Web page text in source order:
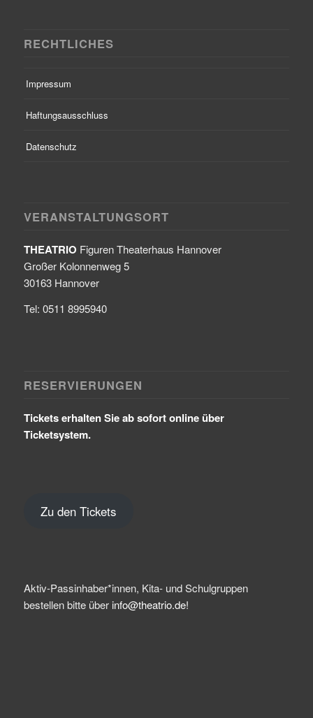
RECHTLICHES
Impressum
Haftungsausschluss
Datenschutz
VERANSTALTUNGSORT
THEATRIO Figuren Theaterhaus Hannover
Großer Kolonnenweg 5
30163 Hannover
Tel: 0511 8995940
RESERVIERUNGEN
Tickets erhalten Sie ab sofort online über
Ticketsystem.
Zu den Tickets
Aktiv-Passinhaber*innen, Kita- und Schulgruppen
bestellen bitte über info@theatrio.de!